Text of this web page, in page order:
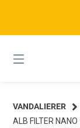
VANDALIERER
ALB FILTER